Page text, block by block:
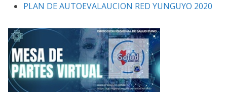
PLAN DE AUTOEVALAUCION RED YUNGUYO 2020